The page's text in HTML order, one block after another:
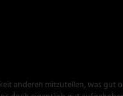
anderen mitzuteilen, was gut